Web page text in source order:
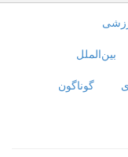
بین‌الملل
گوناگون